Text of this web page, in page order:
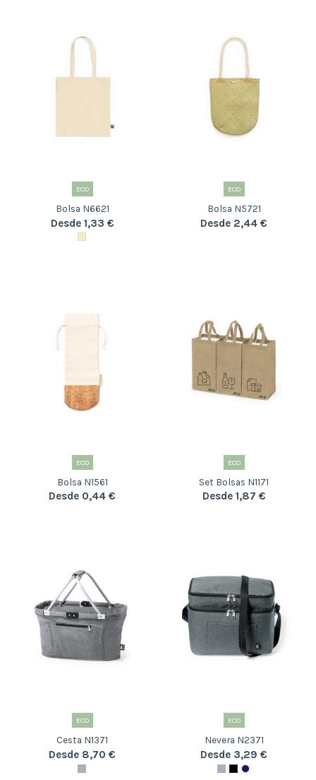
ECO
Bolsa N6621
Desde 1,33 €
ECO
Bolsa N5721
Desde 2,44 €
ECO
Bolsa N1561
Desde 0,44 €
ECO
Set Bolsas N1171
Desde 1,87 €
ECO
Cesta N1371
Desde 8,70 €
ECO
Nevera N2371
Desde 3,29 €